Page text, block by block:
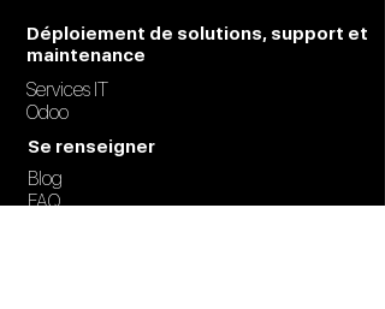
Déploiement de solutions, support et
maintenance
Services IT
Odoo
Se renseigner
Blog
FAQ